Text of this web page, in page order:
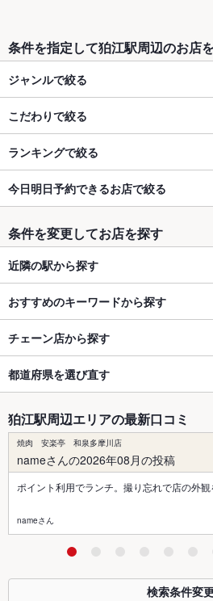
条件を指定して狛江駅周辺のお店
ジャンルで絞る
こだわりで絞る
ランキングで絞る
今日明日予約できるお店で絞る
条件を変更してお店を探す
近隣の駅から探す
おすすめのキーワードから探す
チェーン店から探す
都道府県を選び直す
狛江駅周辺エリアの最新口コミ
焼肉 安楽亭 和泉多摩川店
nameさんの2026年08月の投稿
ポイント利用でランチ。撮り忘れで店の外観
nameさん
検索条件変